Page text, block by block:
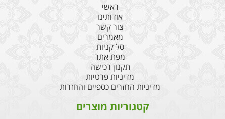
ראשי
אודותינו
צור קשר
מאמרים
סל קניות
מפת אתר
תקנון רכישה
מדיניות פרטיות
מדיניות החזרים כספיים והחזרות
קטגוריות מוצרים